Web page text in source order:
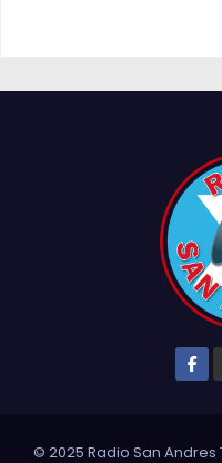
© 2025 Radio San